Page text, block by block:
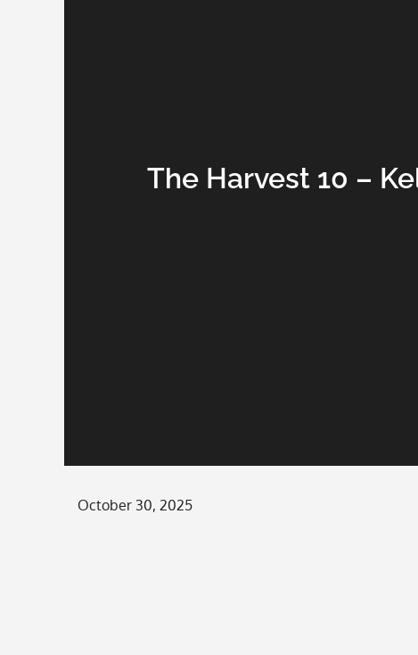
The Harvest 10 –
Posted
October 30, 2025